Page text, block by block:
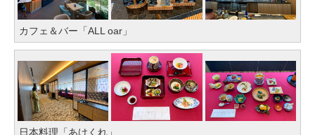
カフェ＆バー「ALL oar」
日本料理「あけくれ」